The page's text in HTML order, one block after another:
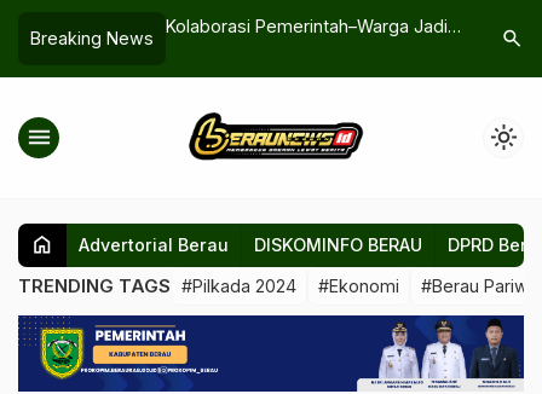
Breaking News
Kolaborasi Pemerintah–Warga Jadi
Kunci Kemajuan Berkelanjutan
Hilang Sejak Cari
Ditemukan Lemas
search
menu light_mode
home Advertorial Berau DISKOMINFO BERAU DPRD
TRENDING TAGS #Pilkada 2024 #Ekonomi #Berau